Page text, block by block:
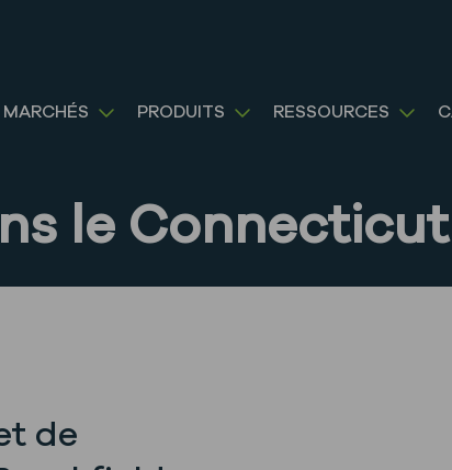
PRODUITS RESSOURCES
le Connecticut
de